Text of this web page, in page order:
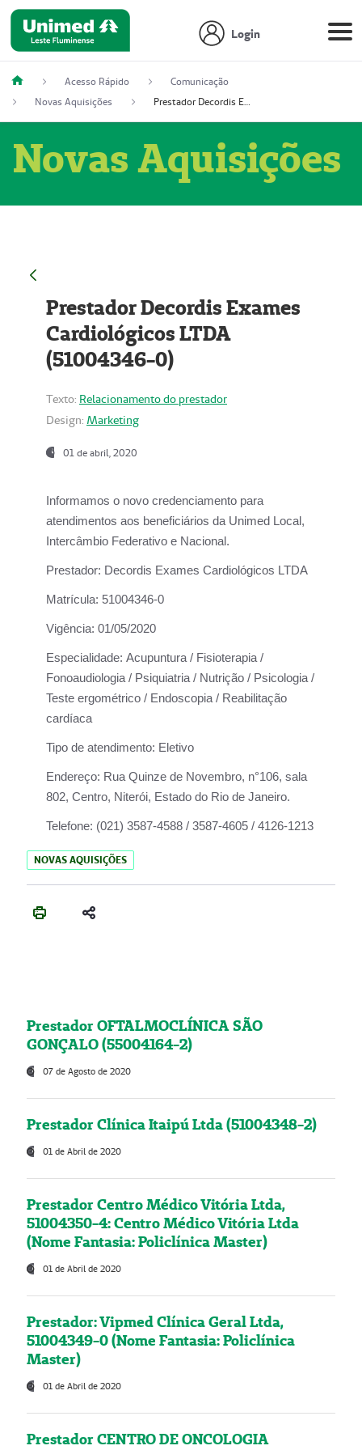
Login
Acesso Rápido
Comunicação
Novas Aquisições
Prestador Decordis Exames Cardiológicos LTDA (51004346-0)
Novas Aquisições
Prestador Decordis Exames
Cardiológicos LTDA
(51004346-0)
Texto: Relacionamento do prestador
Design: Marketing
01 de abril, 2020
Informamos o novo credenciamento para
atendimentos aos beneficiários da Unimed Local,
Intercâmbio Federativo e Nacional.
Prestador: Decordis Exames Cardiológicos LTDA
Matrícula: 51004346-0
Vigência: 01/05/2020
Especialidade: Acupuntura / Fisioterapia /
Fonoaudiologia / Psiquiatria / Nutrição / Psicologia /
Teste ergométrico / Endoscopia / Reabilitação
cardíaca
Tipo de atendimento: Eletivo
Endereço: Rua Quinze de Novembro, n°106, sala
802, Centro, Niterói, Estado do Rio de Janeiro.
Telefone: (021) 3587-4588 / 3587-4605 / 4126-1213
NOVAS AQUISIÇÕES
Prestador OFTALMOCLÍNICA SÃO
GONÇALO (55004164-2)
07 de Agosto de 2020
Prestador Clínica Itaipú Ltda (51004348-2)
01 de Abril de 2020
Prestador Centro Médico Vitória Ltda,
51004350-4: Centro Médico Vitória Ltda
(Nome Fantasia: Policlínica Master)
01 de Abril de 2020
Prestador: Vipmed Clínica Geral Ltda,
51004349-0 (Nome Fantasia: Policlínica
Master)
01 de Abril de 2020
Prestador CENTRO DE ONCOLOGIA